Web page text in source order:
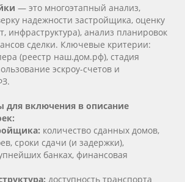
— это многоэтапный анализ,
надежности застройщика, оценку
инфраструктура), анализ планировок
сделки. Ключевые критерии:
(реестр наш.дом.рф), стадия
эскроу-счетов и
для включения в описание
количество сданных домов,
сроки сдачи (и задержки),
банках, финансовая
доступность транспорта